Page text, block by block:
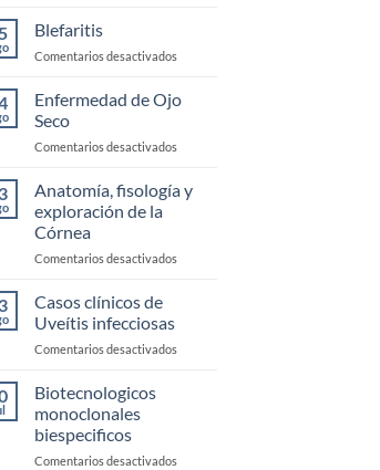
Blefaritis
Comentarios desactivadosen
Enfermedad de Ojo
Seco
Comentarios desactivadosen
Ojo
Anatomía, fisología y
exploración de la
Córnea
Comentarios desactivadosen
de
Casos clínicos de
Uveítis infecciosas
Comentarios desactivadosen
Biotecnologicos
monoclonales
biespecificos
Comentarios desactivadosen